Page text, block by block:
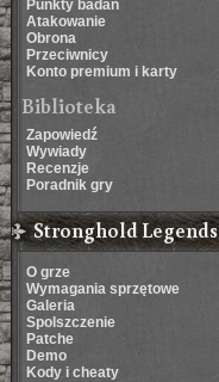
Punkty badań
Atakowanie
Obrona
Przeciwnicy
Konto premium i karty
Biblioteka
Zapowiedź
Wywiady
Recenzje
Poradnik gry
Stronghold Legends
O grze
Wymagania sprzętowe
Galeria
Spolszczenie
Patche
Demo
Kody i cheaty